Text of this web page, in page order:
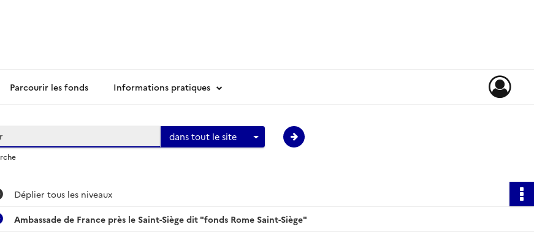
Parcourir les fonds Informations pratiques
dans tout le site
Déplier tous les niveaux
Ambassade de France près le Saint-Siège dit "fonds Rome Saint-Siège"